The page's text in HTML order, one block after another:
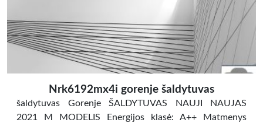
Nrk6192mx4i gorenje šaldytuvas
šaldytuvas Gorenje ŠALDYTUVAS NAUJI NAUJAS
2021 M MODELIS Energijos klasė: A++ Matmenys